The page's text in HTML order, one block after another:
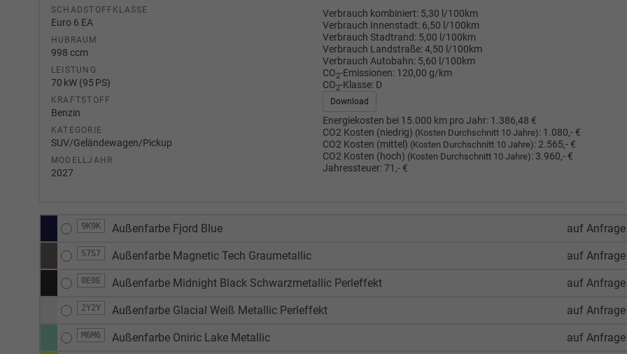
SCHADSTOFFKLASSE
Euro 6 EA
HUBRAUM
998 ccm
LEISTUNG
70 kW (95 PS)
KRAFTSTOFF
Benzin
KATEGORIE
SUV/Geländewagen/Pickup
MODELLJAHR
2027
Verbrauch kombiniert: 5,30 l/100km
Verbrauch Innenstadt: 6,50 l/100km
Verbrauch Stadtrand: 5,00 l/100km
Verbrauch Landstraße:4,50 l/100km
Verbrauch Autobahn: 5,60 l/100km
CO2-Emissionen: 120,00 g/km
CO2-Klasse: D
Download
Energiekosten bei 15.000 km pro Jahr: 1.386,48 €
CO2 Kosten (niedrig) (Kosten Durchschnitt 10 Jahre): 1.080,- €
CO2 Kosten (mittel) (Kosten Durchschnitt 10 Jahre): 2.565,- €
CO2 Kosten (hoch) (Kosten Durchschnitt 10 Jahre): 3.960,- €
Jahressteuer:71,- €
9K9K Außenfarbe Fjord Blue auf Anfrage
S7S7 Außenfarbe Magnetic Tech Graumetallic auf Anfrage
0E0E Außenfarbe Midnight Black Schwarzmetallic Perleffekt auf Anfrage
2Y2Y Außenfarbe Glacial Weiß Metallic Perleffekt auf Anfrage
M6M6 Außenfarbe Oniric Lake Metallic auf Anfrage